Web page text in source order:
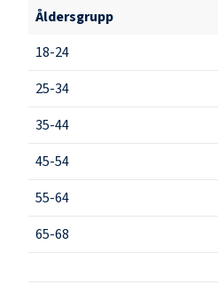
Åldersgrupp
18-24
25-34
35-44
45-54
55-64
65-68